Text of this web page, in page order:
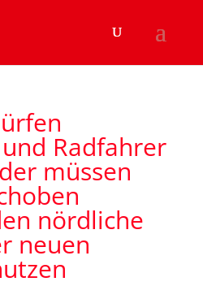
Radfahrer
müssen
nördliche
neuen